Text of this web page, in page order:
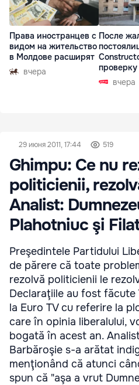
Права иностранцев с
видом на жительство
в Молдове расширят
вчера
После
проверку
вчера
29 июня 2011, 17:44 519
Ghimpu: Ce nu
politicienii,
Analist:
Plahotniuc şi
Preşedintele Partidului
de părere că toate
rezolvă politicienii le
Declaraţiile au fost făcute
la Euro TV cu referire la
care în opinia liberalului,
bogată în acest an.
Barbăroşie s-a arătat
menţionând că atunci
spun că "aşa a vrut